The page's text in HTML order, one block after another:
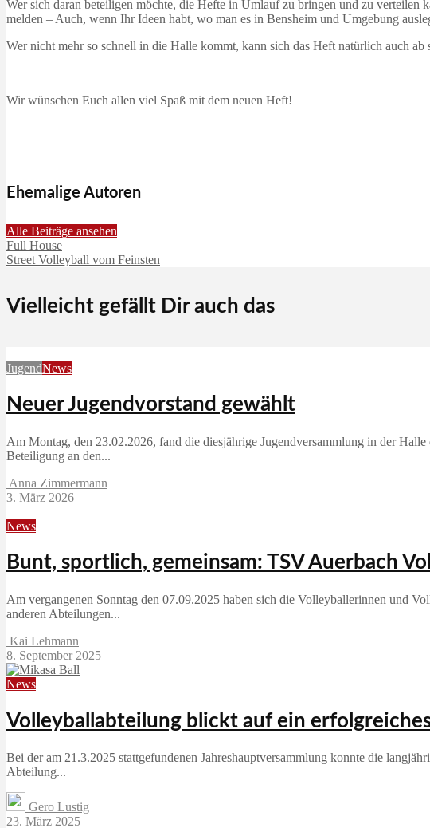
Wer sich daran beteiligen möchte, die Hefte in Umlauf zu bringen und zu
melden – Auch, wenn Ihr Ideen habt, wo man es in Bensheim und Umgebung
Wer nicht mehr so schnell in die Halle kommt, kann sich das Heft natürlich auch ab
Wir wünschen Euch allen viel Spaß mit dem neuen Heft!
Ehemalige Autoren
Alle Beiträge ansehen
Full House
Street Volleyball vom Feinsten
Vielleicht gefällt Dir auch das
JugendNews
Neuer Jugendvorstand gewählt
Am Montag, den 23.02.2026, fand die diesjährige Jugendversammlung in der
Beteiligung an den...
Anna Zimmermann
3. März 2026
News
Bunt, sportlich, gemeinsam: TSV Auerbach
Am vergangenen Sonntag den 07.09.2025 haben sich die Volleyballerinnen und
anderen Abteilungen...
Kai Lehmann
8. September 2025
News
Volleyballabteilung blickt auf ein
Bei der am 21.3.2025 stattgefundenen Jahreshauptversammlung konnte die
Abteilung...
Gero Lustig
23. März 2025